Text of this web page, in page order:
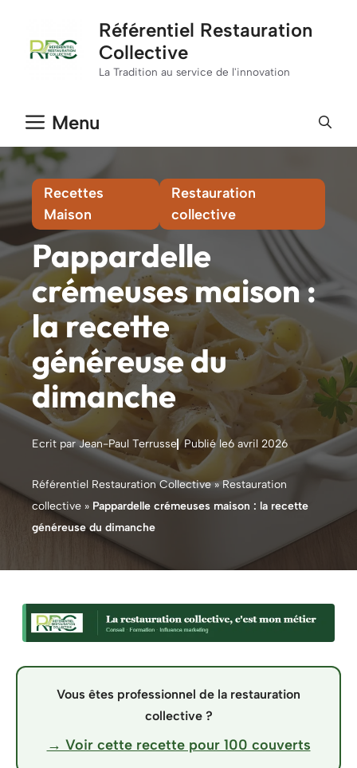
contenu
Référentiel Restauration
Collective
La Tradition au service de l'innovation
Menu
Recettes
Maison
Restauration
collective
Pappardelle
crémeuses maison :
la recette
généreuse du
dimanche
Ecrit par Jean-Paul Terrusse Publié le6 avril 2026
Référentiel Restauration Collective»Restauration
collective » Pappardelle crémeuses maison : la recette
généreuse du dimanche
Vous êtes professionnel de la restauration
collective ?
→ Voir cette recette pour 100 couverts